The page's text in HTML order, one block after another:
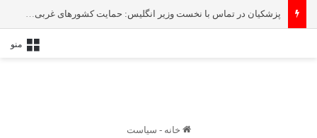
پزشکیان در تماس با نخست‌ وزیر انگلیس: حمایت کشور‌های غربی از رژیم صهیونیستی امنیت منطقه و جهان را به خطر انداخته است
منو
خانه - سیاست